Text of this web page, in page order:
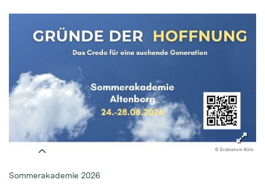
© Erzbistum Köln
Sommerakademie 2026